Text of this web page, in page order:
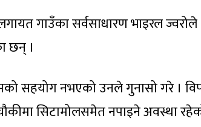
गाउँका सर्वसाधारण भाइरल ज्वरोले
छन् ।
सहयोग नभएको उनले गुनासो गरे ।
सिटामोलसमेत नपाइने अवस्था